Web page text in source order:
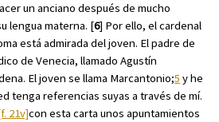
un anciano después de mucho
lengua materna. [6] Por ello, el cardenal
está admirada del joven. El padre de
de Venecia, llamado Agustín
El joven se llama Marcantonio;5 y he
tenga referencias suyas a través de mí.
21v]con esta carta unos apuntamientos